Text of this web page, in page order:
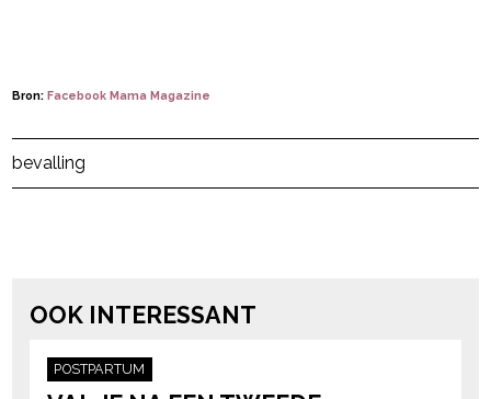
Bron: Facebook Mama Magazine
Post Views: 282
bevalling
OOK INTERESSANT
POSTPARTUM